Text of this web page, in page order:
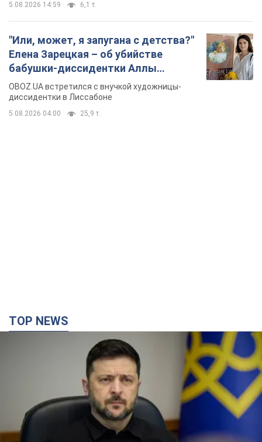
5.08.2026 14:59 6,1 т.
"Или, может, я запугана с детства?"
Елена Зарецкая – об убийстве
бабушки-диссидентки Аллы
Горской, критике сына Стуса и
бегстве в Португалию с пятью
детьми
OBOZ.UA встретился с внучкой художницы-
диссидентки в Лиссабоне
5.08.2026 04:00 25,9 т.
TOP NEWS